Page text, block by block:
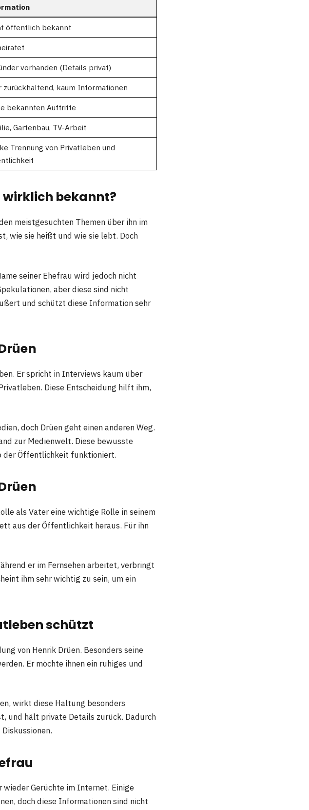
öffentlich bekannt
vorhanden (Details privat)
zurückhaltend, kaum Informationen
bekannten Auftritte
Gartenbau, TV-Arbeit
Trennung von Privatleben und
wirklich bekannt?
meistgesuchten Themen über ihn im
wie sie heißt und wie sie lebt. Doch
seiner Ehefrau wird jedoch nicht
aber diese sind nicht
und schützt diese Information sehr
Er spricht in Interviews kaum über
Diese Entscheidung hilft ihm,
doch Drüen geht einen anderen Weg.
zur Medienwelt. Diese bewusste
der Öffentlichkeit funktioniert.
als Vater eine wichtige Rolle in seinem
aus der Öffentlichkeit heraus. Für ihn
er im Fernsehen arbeitet, verbringt
ihm sehr wichtig zu sein, um ein
schützt
von Henrik Drüen. Besonders seine
Er möchte ihnen ein ruhiges und
wirkt diese Haltung besonders
und hält private Details zurück. Dadurch
wieder Gerüchte im Internet. Einige
doch diese Informationen sind nicht